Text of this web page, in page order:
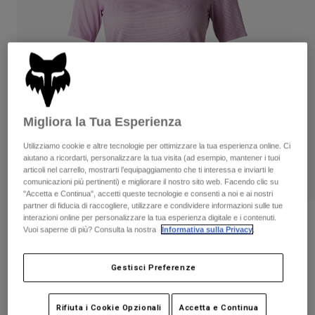
Pantaloni
Pantaloncini
Protezioni
Maschere
Calze
Parti di ricambio
Pantaloni
Guanti
Giacche
Protezioni
Maschere
Calze
Borse e accessori
Parti di ricambio
Vedi tutto
Donna
T-shirt
Felpe
Giacche
Pantaloni & Pantaloncini
Camicie
Bambini
Calze
Vedi tutto
Caschi
Maglie​
Pantaloni
Stivali
Protezioni
Recensioni
Maglia Maniche Corte Flexair Donna
Prodotto n.31095
Price reduced from
to
Migliora la Tua Esperienza
Utilizziamo cookie e altre tecnologie per ottimizzare la tua esperienza online. Ci
aiutano a ricordarti, personalizzare la tua visita (ad esempio, mantener i tuoi
articoli nel carrello, mostrarti l’equipaggiamento che ti interessa e inviarti le
comunicazioni più pertinenti) e migliorare il nostro sito web. Facendo clic su
"Accetta e Continua", accetti queste tecnologie e consenti a noi e ai nostri
partner di fiducia di raccogliere, utilizzare e condividere informazioni sulle tue
interazioni online per personalizzare la tua esperienza digitale e i contenuti.
Vuoi saperne di più? Consulta la nostra
Informativa sulla Privacy
Gestisci Preferenze
Rifiuta i Cookie Opzionali Accetta e Continua